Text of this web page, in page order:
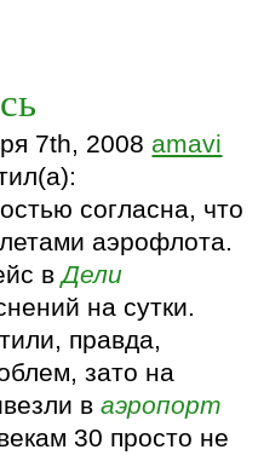
7th, 2008 amavi
согласна, что
аэрофлота.
вДели
на сутки.
правда,
зато на
ваэропорт
30 просто не